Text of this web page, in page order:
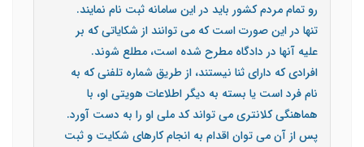
رو تمام مردم کشور باید در این سامانه ثبت نام نمایند.
تنها در این صورت است که می توانند از شکایاتی که بر
علیه آنها در دادگاه مطرح شده است، مطلع شوند.
افرادی که دارای ثنا نیستند، از طریق شماره تلفنی که به
نام فرد است یا بسته به دیگر اطلاعات هویتی او، با
هماهنگی کلانتری می تواند کد ملی او را به دست آورد.
پس از آن می توان اقدام به انجام کارهای شکایت و ثبت